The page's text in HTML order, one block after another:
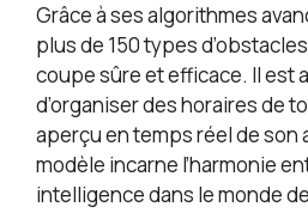
Grâce à ses algorithmes
plus de 150 types
coupe sûre et efficace. Il est
d’organiser des horaires de
aperçu en temps réel de son
modèle incarne l’harmonie
intelligence dans le monde